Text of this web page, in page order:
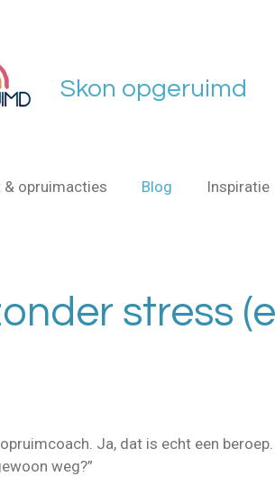
Skon opgeruimd
& opruimacties Blog Inspiratie
stress
Ja, dat is echt een
weg?”